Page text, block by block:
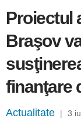
Proiectul
Braşov
finanţare
Actualitate | 3